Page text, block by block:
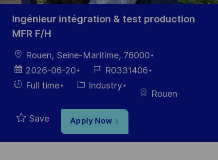
Ingénieur intégration & test production
MFR F/H
LocationRouen, Seine-Maritime, 76000
Posted
Date
2026-06-20
Job
Id
R0331406
HiringFull time Category
Industry
Rouen
Save Apply Now